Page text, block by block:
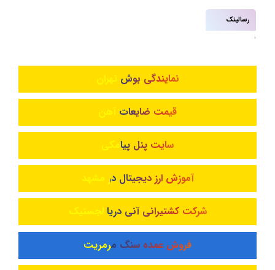
رسالینک
نمایندگی بوش تهران
قیمت ضایعات آهن
سایت پنل پیامکی
آموزش ارز دیجیتال در مشهد
شرکت کشتیرانی آنی دریا لجستیک
فروش عمده سنگ مرمریت